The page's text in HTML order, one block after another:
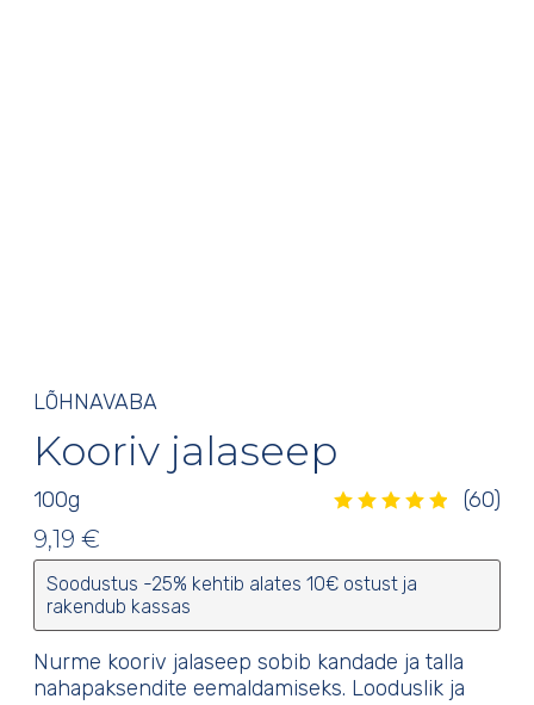
LÕHNAVABA
Kooriv jalaseep
100g Hinnatud4.95/5
(60)
9,19 €
Soodustus -25% kehtib alates 10€ ostust ja
rakendub kassas
Nurme kooriv jalaseep sobib kandade ja talla
nahapaksendite eemaldamiseks. Looduslik ja